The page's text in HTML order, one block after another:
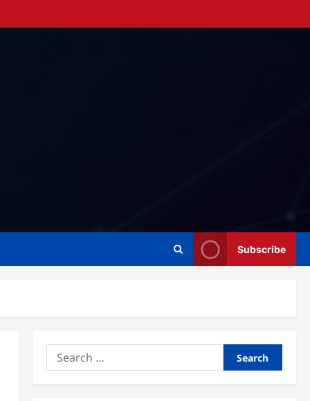
Subscribe
Search
for: